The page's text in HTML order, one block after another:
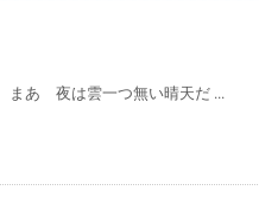
まあ 夜は雲一つ無い晴天だ ...